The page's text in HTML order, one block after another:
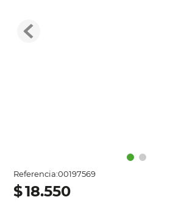
Referencia:00197569
$18.550